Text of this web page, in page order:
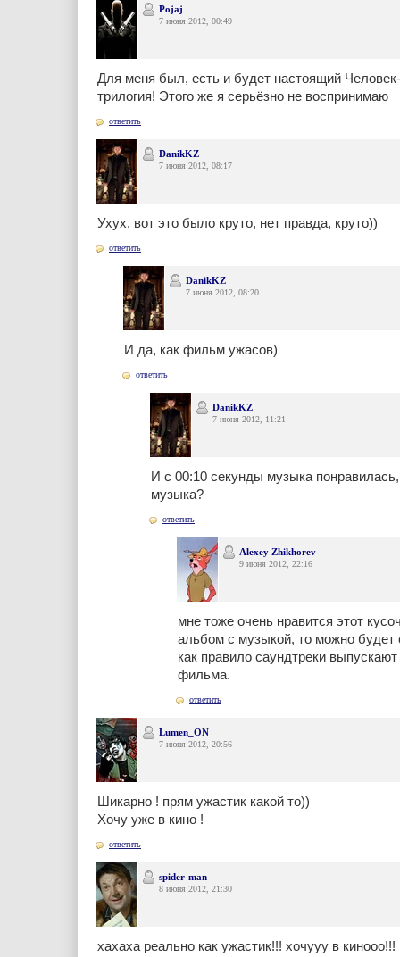
Pojaj
7 июня 2012, 00:49
Для меня был, есть и будет настоящий
трилогия! Этого же я серьёзно не воспринимаю
ответить
DanikKZ
7 июня 2012, 08:17
Ухух, вот это было круто, нет правда, круто))
ответить
DanikKZ
7 июня 2012, 08:20
И да, как фильм ужасов)
ответить
DanikKZ
7 июня 2012, 11:21
И с 00:10 секунды музыка понравилась,
музыка?
ответить
Alexey Zhikhorev
9 июня 2012, 22:16
мне тоже очень нравится этот
альбом с музыкой, то можно будет
как правило саундтреки
фильма.
ответить
Lumen_ON
7 июня 2012, 20:56
Шикарно ! прям ужастик какой то))
Хочу уже в кино !
ответить
spider-man
8 июня 2012, 21:30
хахаха реально как ужастик!!! хочууу в кинооо!!!